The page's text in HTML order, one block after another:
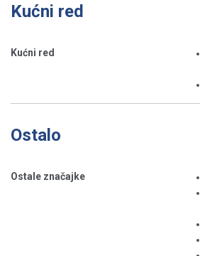
Kućni red
Kućni red
Ostalo
Ostale značajke